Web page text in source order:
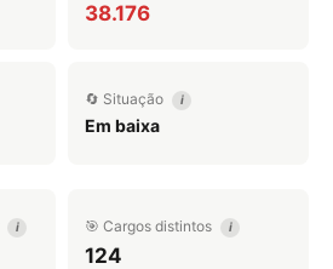
38.176
🔄 Situação i
Em baixa
i 🎯 Cargos distintos i
124